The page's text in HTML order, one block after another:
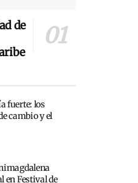
de
fuerte: los
cambio y el
en Festival de